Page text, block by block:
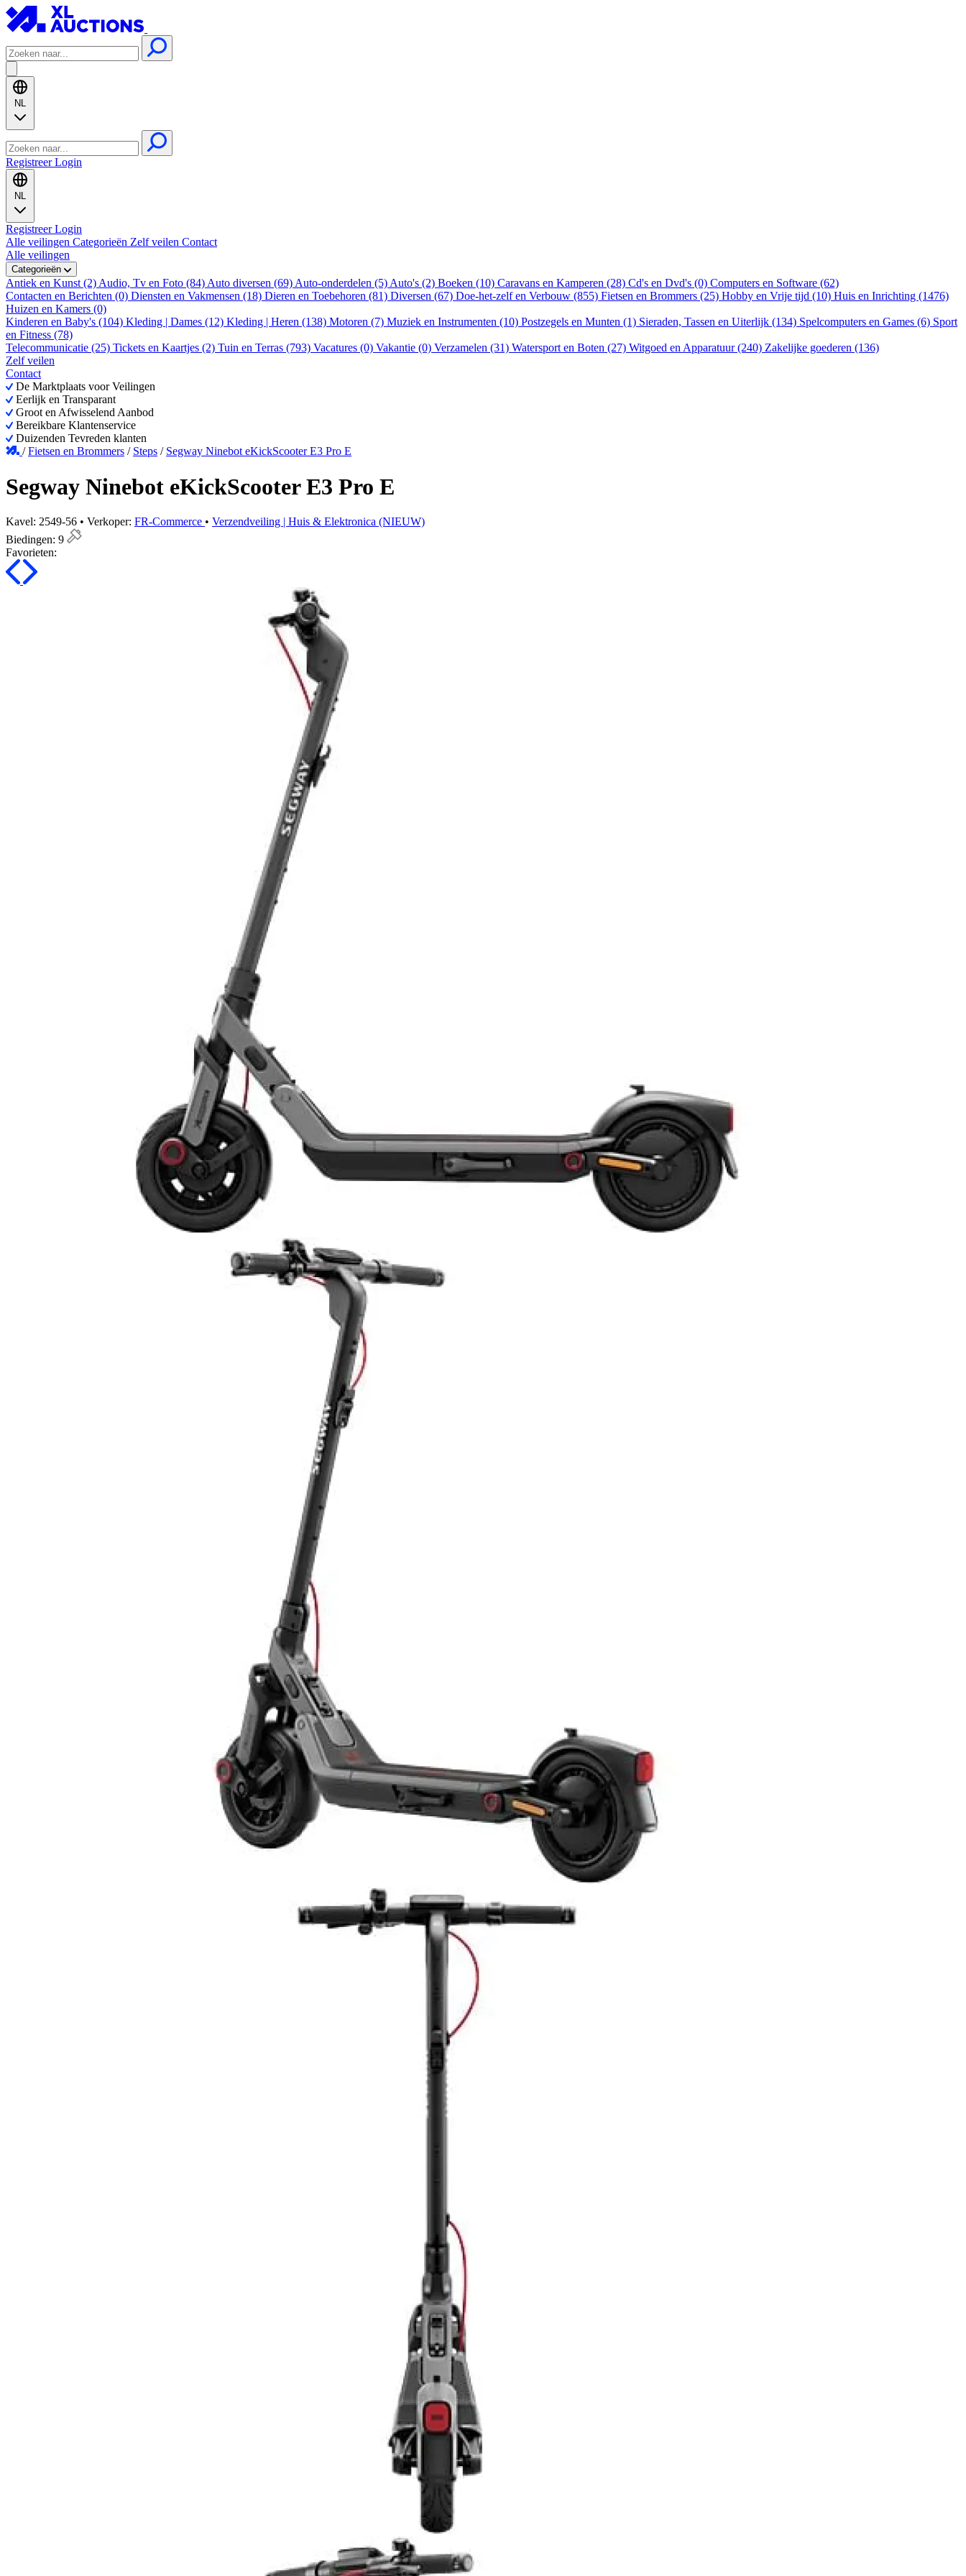
NL
RegistreerLogin
NL
RegistreerLogin
Alle veilingen Categorieën Zelf veilen Contact
Alle veilingen
Categorieën
Antiek en Kunst (2) Audio, Tv en Foto (84) Auto diversen (69) Auto-onderdelen (5) Auto's (2) Boeken (10) Caravans en Kamperen (28) Cd's en Dvd's (0) Computers en Software (62)
Contacten en Berichten (0) Diensten en Vakmensen (18) Dieren en Toebehoren (81) Diversen (67) Doe-het-zelf en Verbouw (855) Fietsen en Brommers (25) Hobby en Vrije tijd (10) Huis en Inrichting (1476)
Huizen en Kamers (0)
Kinderen en Baby's (104) Kleding | Dames (12) Kleding | Heren (138) Motoren (7) Muziek en Instrumenten (10) Postzegels en Munten (1) Sieraden, Tassen en Uiterlijk (134) Spelcomputers en Games (6) Sport
en Fitness (78)
Telecommunicatie (25) Tickets en Kaartjes (2) Tuin en Terras (793) Vacatures (0) Vakantie (0) Verzamelen (31) Watersport en Boten (27) Witgoed en Apparatuur (240) Zakelijke goederen (136)
Zelf veilen
Contact
De Marktplaats voor Veilingen
Eerlijk en Transparant
Groot en Afwisselend Aanbod
Bereikbare Klantenservice
Duizenden Tevreden klanten
/Fietsen en Brommers / Steps / Segway Ninebot eKickScooter E3 Pro E
Segway Ninebot eKickScooter E3 Pro E
Kavel: 2549-56 • Verkoper: FR-Commerce • Verzendveiling | Huis & Elektronica (NIEUW)
Biedingen: 9
Favorieten: